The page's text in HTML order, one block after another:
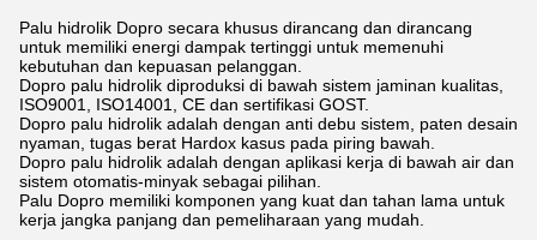
Palu hidrolik Dopro secara khusus dirancang dan dirancang
untuk memiliki energi dampak tertinggi untuk memenuhi
kebutuhan dan kepuasan pelanggan.
Dopro palu hidrolik diproduksi di bawah sistem jaminan kualitas,
ISO9001, ISO14001, CE dan sertifikasi GOST.
Dopro palu hidrolik adalah dengan anti debu sistem, paten desain
nyaman, tugas berat Hardox kasus pada piring bawah.
Dopro palu hidrolik adalah dengan aplikasi kerja di bawah air dan
sistem otomatis-minyak sebagai pilihan.
Palu Dopro memiliki komponen yang kuat dan tahan lama untuk
kerja jangka panjang dan pemeliharaan yang mudah.